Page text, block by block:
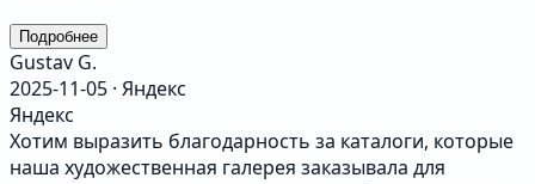
Подробнее
Gustav G.
2025-11-05 · Яндекс
Яндекс
Хотим выразить благодарность за каталоги, которые
наша художественная галерея заказывала для